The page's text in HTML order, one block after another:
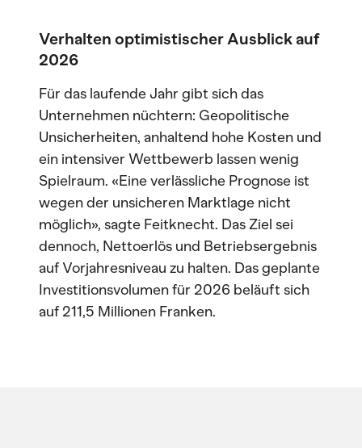
Verhalten optimistischer Ausblick auf
2026
Für das laufende Jahr gibt sich das
Unternehmen nüchtern: Geopolitische
Unsicherheiten, anhaltend hohe Kosten und
ein intensiver Wettbewerb lassen wenig
Spielraum. «Eine verlässliche Prognose ist
wegen der unsicheren Marktlage nicht
möglich», sagte Feitknecht. Das Ziel sei
dennoch, Nettoerlös und Betriebsergebnis
auf Vorjahresniveau zu halten. Das geplante
Investitionsvolumen für 2026 beläuft sich
auf 211,5 Millionen Franken.